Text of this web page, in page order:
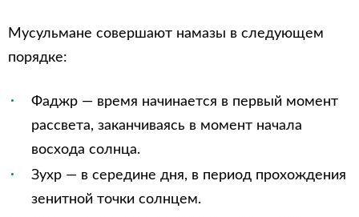
Мусульмане совершают намазы в следующем
порядке:
Фаджр — время начинается в первый момент
рассвета, заканчиваясь в момент начала
восхода солнца.
Зухр — в середине дня, в период прохождения
зенитной точки солнцем.